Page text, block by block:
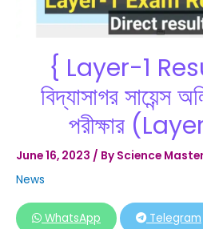
{ Layer-1
বিদ্যাসাগর সায়েন্স
পরীক্ষার
June 16, 2023 / By Science
News
WhatsApp Telegram